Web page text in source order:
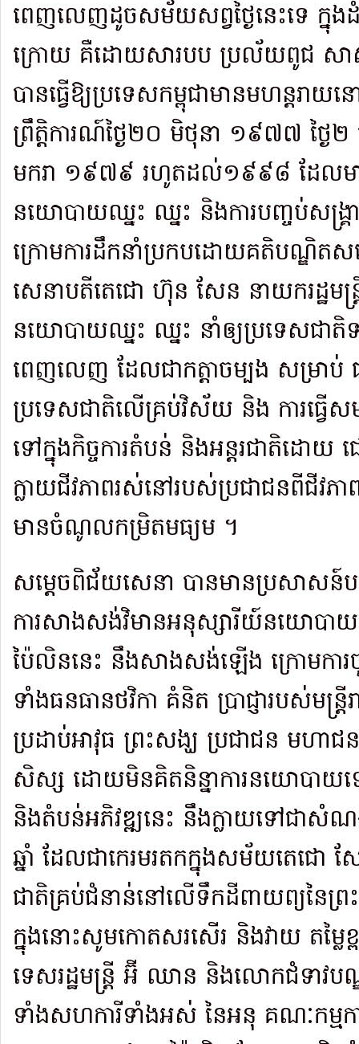
ពេញលេញដូចសម័យសព្វថ្ងៃនេះទេ ក្នុ
ក្រោយ គឺដោយសារបប ប្រល័យពូជ
បានធ្វើឱ្យប្រទេសកម្ពុជាមានមហន្តរាយ
ព្រឹត្តិការណ៍ថ្ងៃ២០ មិថុនា ១៩៧៧ ថ្ងៃ
មករា ១៩៧៩ រហូតដល់១៩៩៨ ដែលមាន
នយោបាយឈ្នះ ឈ្នះ និងការបញ្ចប់សង្គ្
ក្រោមការដឹកនាំប្រកបដោយគតិបណ្ឌិតសម្
សេនាបតីតេជោ ហ៊ុន សែន នាយករដ្ឋម
នយោបាយឈ្នះ ឈ្នះ នាំឲ្យប្រទេសជាតិ
ពេញលេញ ដែលជាកត្តាចម្បង សម្រាប់
ប្រទេសជាតិលើគ្រប់វិស័យ និង ការធ្វើស
ទៅក្នុងកិច្ចការតំបន់ និងអន្តរជាតិដោ
ក្លាយជីវភាពរស់នៅរបស់ប្រជាជនពីជីវភា
មានចំណូលកម្រិតមធ្យម ។
សម្តេចពិជ័យសេនា បានមានប្រសាសន៍ប
ការសាងសង់វិមានអនុស្សារីយ៍នយោបាយ
ប៉ៃលិននេះ នឹងសាងសង់ឡើង ក្រោមការ
ទាំងធនធានថវិកា គំនិត ប្រាជ្ញារបស់មន្រ្តី
ប្រដាប់អាវុធ ព្រះសង្ឃ ប្រជាជន មហាជ
សិស្ស ដោយមិនគិតនិន្នាការនយោប
និងតំបន់អភិវឌ្ឍនេះ នឹងក្លាយទៅជាសំណង់
ឆ្នាំ ដែលជាកេរមរតកក្នុងសម័យតេជោ
ជាតិគ្រប់ជំនាន់នៅលើទឹកដីពាយព្យនៃព្រះ
ក្នុងនោះសូមកោតសរសើរ និងវាយ តម្លៃ
ទេសរដ្ឋមន្ត្រី អ៊ី ឈាន និងលោកជំទាវ
ទាំងសហការីទាំងអស់ នៃអនុ គណៈកម្ម